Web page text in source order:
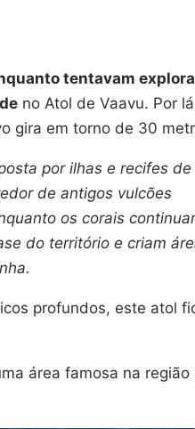
tentavam
no Atol de Vaavu. Por
gira em torno de 30
por ilhas e recifes de
de antigos vulcões
os corais
do território e criam
profundos, este atol
área famosa na região